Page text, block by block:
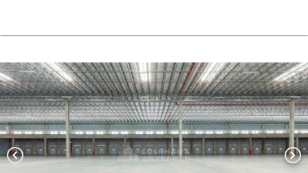
chevron_left chevron_right